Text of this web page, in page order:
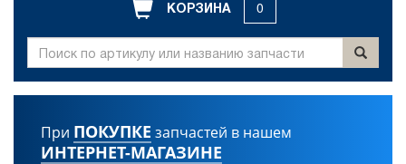
КОРЗИНА 0
При ПОКУПКЕ запчастей в нашем
ИНТЕРНЕТ-МАГАЗИНЕ